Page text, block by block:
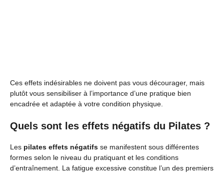
Ces effets indésirables ne doivent pas vous décourager, mais
plutôt vous sensibiliser à l’importance d’une pratique bien
encadrée et adaptée à votre condition physique.
Quels sont les effets négatifs du Pilates ?
Les pilates effets négatifs se manifestent sous différentes
formes selon le niveau du pratiquant et les conditions
d’entraînement. La fatigue excessive constitue l’un des premiers